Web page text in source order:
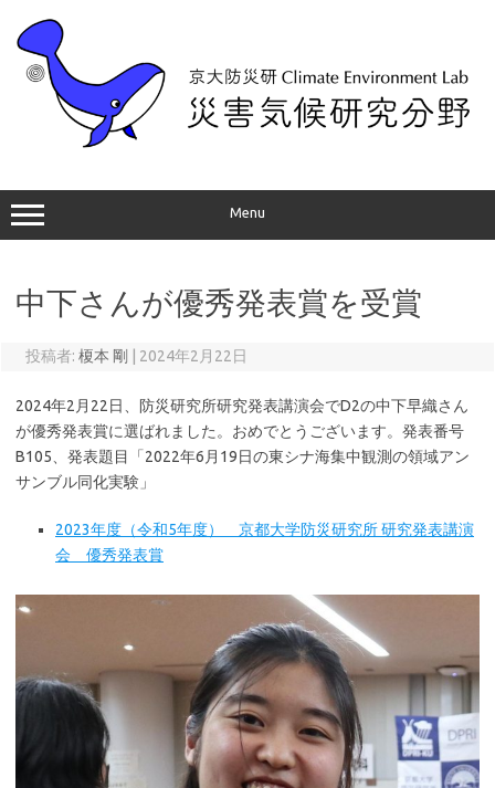
Menu
中下さんが優秀発表賞を受賞
投稿者: 榎本 剛 2024年2月22日
2024年2月22日、防災研究所研究発表講演会でD2の中下早織さん
が優秀発表賞に選ばれました。おめでとうございます。発表番号
B105、発表題目「2022年6月19日の東シナ海集中観測の領域アン
サンブル同化実験」
2023年度（令和5年度） 京都大学防災研究所 研究発表講演
会 優秀発表賞